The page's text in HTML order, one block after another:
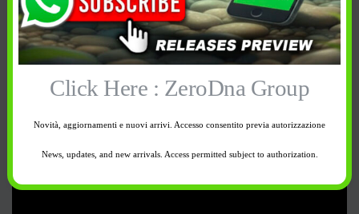
Click Here : ZeroDna Group
Novità, aggiornamenti e nuovi arrivi. Accesso consentito previa autorizzazione
News, updates, and new arrivals. Access permitted subject to authorization.